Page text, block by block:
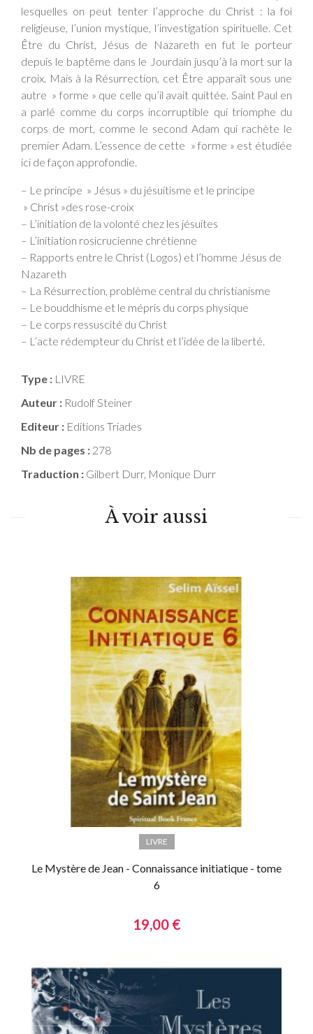
lesquelles on peut tenter l’approche du Christ : la foi
religieuse, l’union mystique, l’investigation spirituelle. Cet
Être du Christ, Jésus de Nazareth en fut le porteur
depuis le baptême dans le Jourdain jusqu’à la mort sur la
croix. Mais à la Résurrection, cet Être apparaît sous une
autre » forme » que celle qu’il avait quittée. Saint Paul en
a parlé comme du corps incorruptible qui triomphe du
corps de mort, comme le second Adam qui rachète le
premier Adam. L’essence de cette » forme » est étudiée
ici de façon approfondie.
– Le principe » Jésus » du jésuitisme et le principe
» Christ »des rose-croix
– L’initiation de la volonté chez les jésuites
– L’initiation rosicrucienne chrétienne
– Rapports entre le Christ (Logos) et l’homme Jésus de
Nazareth
– La Résurrection, problème central du christianisme
– Le bouddhisme et le mépris du corps physique
– Le corps ressuscité du Christ
– L’acte rédempteur du Christ et l’idée de la liberté.
Type : LIVRE
Auteur : Rudolf Steiner
Editeur : Editions Triades
Nb de pages : 278
Traduction : Gilbert Durr, Monique Durr
À voir aussi
LIVRE
Le Mystère de Jean - Connaissance initiatique - tome
6
19,00 €